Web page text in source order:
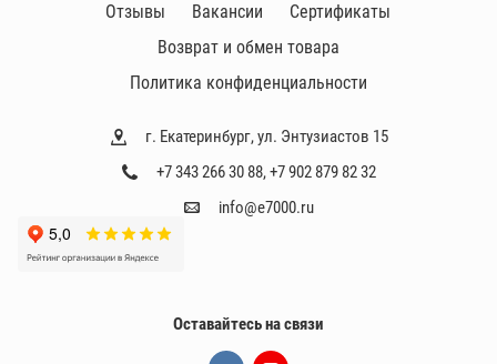
г. Екатеринбург, ул. Энтузиастов 15
+7 343 266 30 88,+7 902 879 82 32
info@e7000.ru
Отзывы
Вакансии
Сертификаты
Возврат и обмен товара
Политика конфиденциальности
Оставайтесь на связи